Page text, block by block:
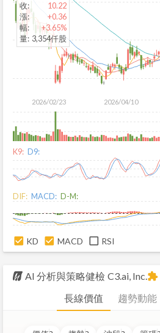
2026/02/23 2026/04/10
收:
10.22
漲:
+0.36
幅:
+3.65%
量: 3,354仟股
K9: D9:
DIF: MACD: D-M:
KD MACD RSI
AI 分析與策略健檢 C3.ai, Inc. extension
長線價值 趨勢動能